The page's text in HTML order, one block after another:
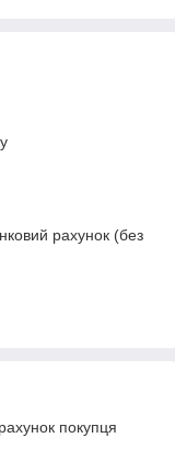
рахунок (без
покупця